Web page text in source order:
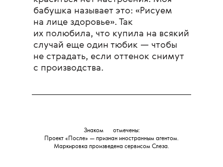
бабушка называет это: «Рисуем
на лице здоровье». Так
их полюбила, что купила на всякий
случай еще один тюбик — чтобы
не страдать, если оттенок снимут
с производства.
Знаком
отмечены:
Проект «После» — признан иностранным агентом.
Маркировка произведена сервисом Слеза.